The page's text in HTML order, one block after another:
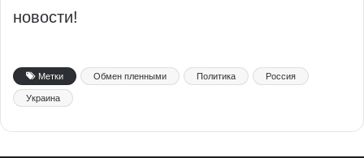
новости!
Метки Обмен пленными Политика Россия
Украина